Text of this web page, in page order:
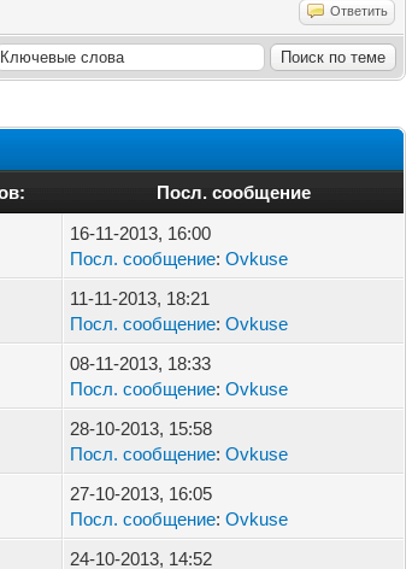
Ответить
Посл. сообщение
16-11-2013, 16:00
Посл. сообщение: Ovkuse
11-11-2013, 18:21
Посл. сообщение: Ovkuse
08-11-2013, 18:33
Посл. сообщение: Ovkuse
28-10-2013, 15:58
Посл. сообщение: Ovkuse
27-10-2013, 16:05
Посл. сообщение: Ovkuse
24-10-2013, 14:52